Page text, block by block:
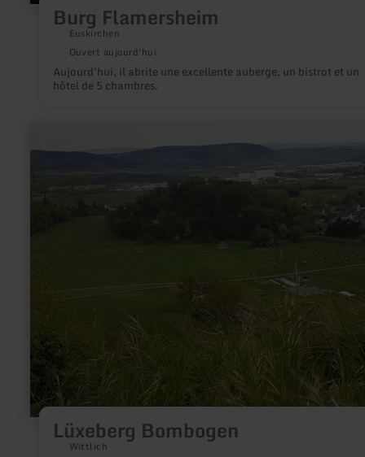
Burg Flamersheim
Euskirchen
Ouvert aujourd'hui
Aujourd'hui, il abrite une excellente auberge, un bistrot et un
hôtel de 5 chambres.
Lüxeberg Bombogen
Wittlich